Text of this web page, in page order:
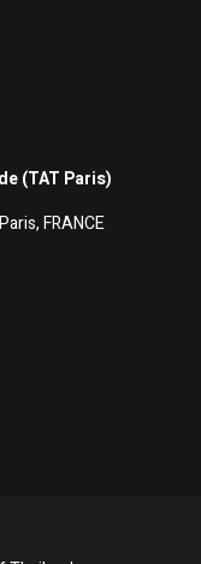
(TAT Paris)
FRANCE